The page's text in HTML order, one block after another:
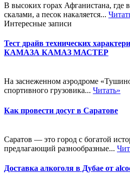
В высоких горах Афганистана, где
скалами, а песок накаляется...
Интересные записи
Тест драйв технических
КАМАЗА КАМАЗ МАСТЕР
На заснеженном аэродроме
спортивного грузовика... Читать»
Как провести досуг в Саратове
Саратов — это город с богатой
предлагающий разнообразные...
Доставка алкоголя в Дубае от